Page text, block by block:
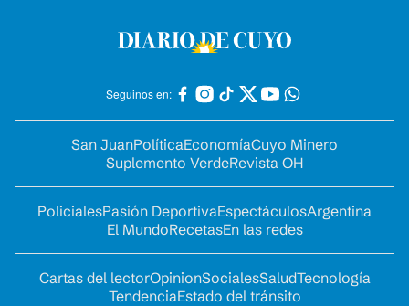
Seguinos en:
San JuanPolíticaEconomíaCuyo Minero
Suplemento VerdeRevista OH
PolicialesPasión DeportivaEspectáculosArgentina
El MundoRecetasEn las redes
Cartas del lectorOpinionSocialesSaludTecnología
TendenciaEstado del tránsito